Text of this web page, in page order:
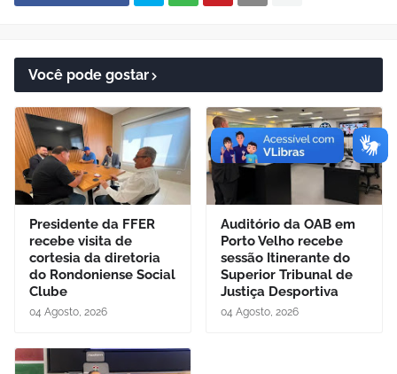
Você pode gostar
Presidente da FFER
recebe visita de
cortesia da diretoria
do Rondoniense Social
Clube
04 Agosto, 2026
Auditório da OAB em
Porto Velho recebe
sessão Itinerante do
Superior Tribunal de
Justiça Desportiva
04 Agosto, 2026